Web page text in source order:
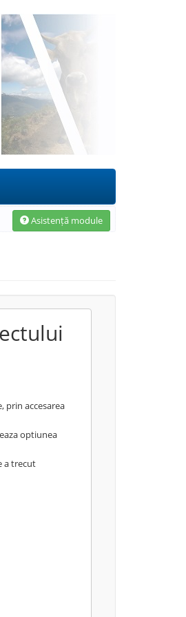
Asistență module
prin accesarea
optiunea
a trecut